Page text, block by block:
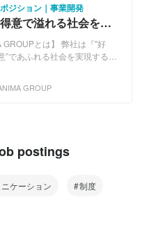
ジション｜事業開発
意で溢れる社会を実
まずはカジュアルに
しませんか？
GROUPとは】 弊社は『"好
”であふれる社会を実現する』
"や"得意"を最大限発揮できる
した。創業から日は浅いもの
上・利益・成長率水準になって
かの「制約」を
GROUP
postings
ケーション 制度